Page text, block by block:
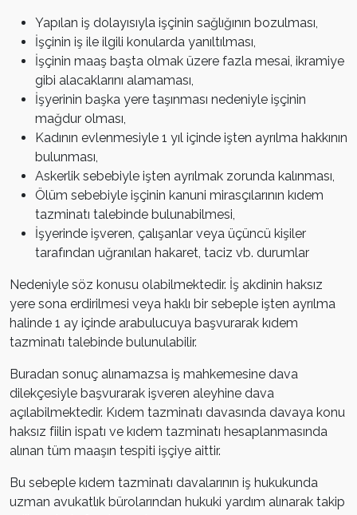
Yapılan iş dolayısıyla işçinin sağlığının bozulması,
İşçinin iş ile ilgili konularda yanıltılması,
İşçinin maaş başta olmak üzere fazla mesai, ikramiye
gibi alacaklarını alamaması,
İşyerinin başka yere taşınması nedeniyle işçinin
mağdur olması,
Kadının evlenmesiyle 1 yıl içinde işten ayrılma hakkının
bulunması,
Askerlik sebebiyle işten ayrılmak zorunda kalınması,
Ölüm sebebiyle işçinin kanuni mirasçılarının kıdem
tazminatı talebinde bulunabilmesi,
İşyerinde işveren, çalışanlar veya üçüncü kişiler
tarafından uğranılan hakaret, taciz vb. durumlar
Nedeniyle söz konusu olabilmektedir. İş akdinin haksız
yere sona erdirilmesi veya haklı bir sebeple işten ayrılma
halinde 1 ay içinde arabulucuya başvurarak kıdem
tazminatı talebinde bulunulabilir.
Buradan sonuç alınamazsa iş mahkemesine dava
dilekçesiyle başvurarak işveren aleyhine dava
açılabilmektedir. Kıdem tazminatı davasında davaya konu
haksız fiilin ispatı ve kıdem tazminatı hesaplanmasında
alınan tüm maaşın tespiti işçiye aittir.
Bu sebeple kıdem tazminatı davalarının iş hukukunda
uzman avukatlık bürolarından hukuki yardım alınarak takip